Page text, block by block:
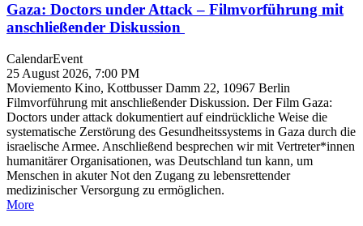
Gaza: Doctors under Attack – Filmvorführung mit
anschließender Diskussion
CalendarEvent
25 August 2026, 7:00 PM
Moviemento Kino, Kottbusser Damm 22, 10967 Berlin
Filmvorführung mit anschließender Diskussion. Der Film Gaza:
Doctors under attack dokumentiert auf eindrückliche Weise die
systematische Zerstörung des Gesundheitssystems in Gaza durch die
israelische Armee. Anschließend besprechen wir mit Vertreter*innen
humanitärer Organisationen, was Deutschland tun kann, um
Menschen in akuter Not den Zugang zu lebensrettender
medizinischer Versorgung zu ermöglichen.
More